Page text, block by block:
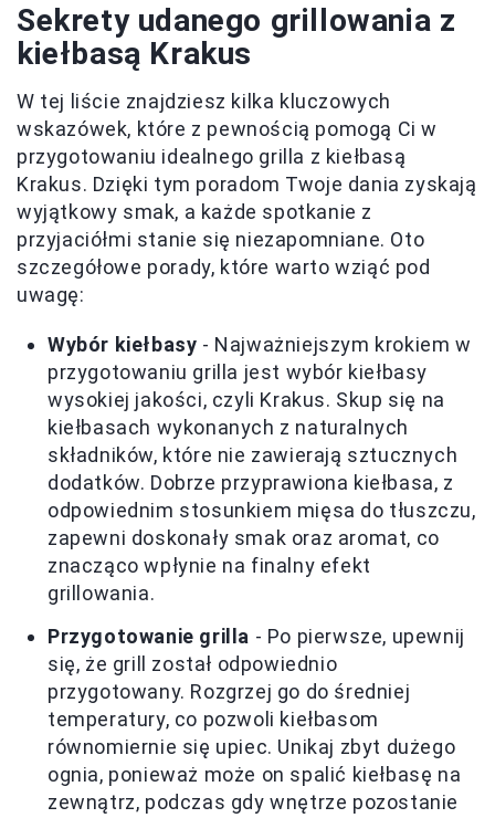
Sekrety udanego grillowania z
kiełbasą Krakus
W tej liście znajdziesz kilka kluczowych
wskazówek, które z pewnością pomogą Ci w
przygotowaniu idealnego grilla z kiełbasą
Krakus. Dzięki tym poradom Twoje dania zyskają
wyjątkowy smak, a każde spotkanie z
przyjaciółmi stanie się niezapomniane. Oto
szczegółowe porady, które warto wziąć pod
uwagę:
Wybór kiełbasy - Najważniejszym krokiem w
przygotowaniu grilla jest wybór kiełbasy
wysokiej jakości, czyli Krakus. Skup się na
kiełbasach wykonanych z naturalnych
składników, które nie zawierają sztucznych
dodatków. Dobrze przyprawiona kiełbasa, z
odpowiednim stosunkiem mięsa do tłuszczu,
zapewni doskonały smak oraz aromat, co
znacząco wpłynie na finalny efekt
grillowania.
Przygotowanie grilla - Po pierwsze, upewnij
się, że grill został odpowiednio
przygotowany. Rozgrzej go do średniej
temperatury, co pozwoli kiełbasom
równomiernie się upiec. Unikaj zbyt dużego
ognia, ponieważ może on spalić kiełbasę na
zewnątrz, podczas gdy wnętrze pozostanie